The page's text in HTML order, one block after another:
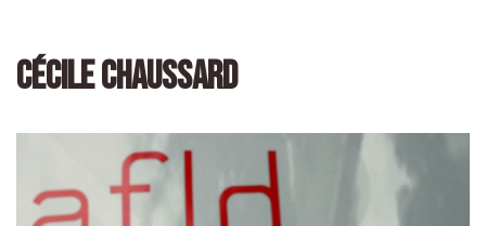
CÉCILE CHAUSSARD